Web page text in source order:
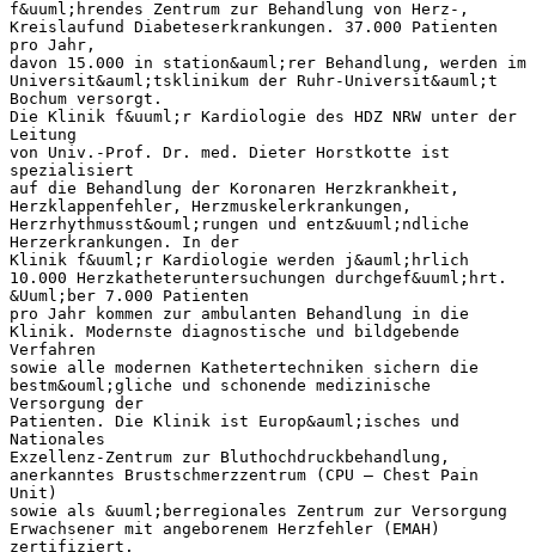
f&uuml;hrendes Zentrum zur Behandlung von Herz-,
Kreislaufund Diabeteserkrankungen. 37.000 Patienten
pro Jahr,
davon 15.000 in station&auml;rer Behandlung, werden im
Universit&auml;tsklinikum der Ruhr-Universit&auml;t
Bochum versorgt.
Die Klinik f&uuml;r Kardiologie des HDZ NRW unter der
Leitung
von Univ.-Prof. Dr. med. Dieter Horstkotte ist
spezialisiert
auf die Behandlung der Koronaren Herzkrankheit,
Herzklappenfehler, Herzmuskelerkrankungen,
Herzrhythmusst&ouml;rungen und entz&uuml;ndliche
Herzerkrankungen. In der
Klinik f&uuml;r Kardiologie werden j&auml;hrlich
10.000 Herzkatheteruntersuchungen durchgef&uuml;hrt.
&Uuml;ber 7.000 Patienten
pro Jahr kommen zur ambulanten Behandlung in die
Klinik. Modernste diagnostische und bildgebende
Verfahren
sowie alle modernen Kathetertechniken sichern die
bestm&ouml;gliche und schonende medizinische
Versorgung der
Patienten. Die Klinik ist Europ&auml;isches und
Nationales
Exzellenz-Zentrum zur Bluthochdruckbehandlung,
anerkanntes Brustschmerzzentrum (CPU – Chest Pain
Unit)
sowie als &uuml;berregionales Zentrum zur Versorgung
Erwachsener mit angeborenem Herzfehler (EMAH)
zertifiziert.